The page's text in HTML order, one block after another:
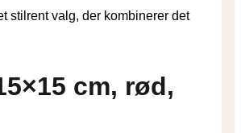
stilrent valg, der kombinerer det
cm, rød,